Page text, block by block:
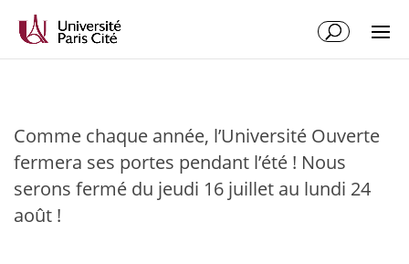
Comme chaque année, l’Université Ouverte
fermera ses portes pendant l’été ! Nous
serons fermé du jeudi 16 juillet au lundi 24
août !